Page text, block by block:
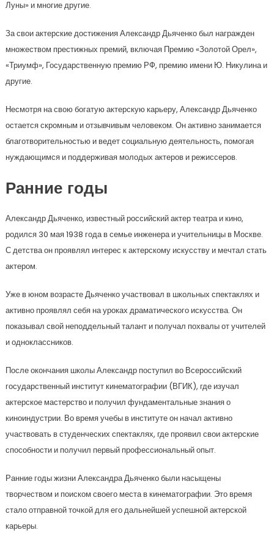
Луны» и многие другие.
За свои актерские достижения Александр Дьяченко был награжден
множеством престижных премий, включая Премию «Золотой Орел»,
«Триумф», Государственную премию РФ, премию имени Ю. Никулина и
другие.
Несмотря на свою богатую актерскую карьеру, Александр Дьяченко
остается скромным и отзывчивым человеком. Он активно занимается
благотворительностью и ведет социальную деятельность, помогая
нуждающимся и поддерживая молодых актеров и режиссеров.
Ранние годы
Александр Дьяченко, известный российский актер театра и кино,
родился 30 мая 1938 года в семье инженера и учительницы в Москве.
С детства он проявлял интерес к актерскому искусству и мечтал стать
актером.
Уже в юном возрасте Дьяченко участвовал в школьных спектаклях и
активно проявлял себя на уроках драматического искусства. Он
показывал свой неподдельный талант и получал похвалы от учителей
и одноклассников.
После окончания школы Александр поступил во Всероссийский
государственный институт кинематографии (ВГИК), где изучал
актерское мастерство и получил фундаментальные знания о
киноиндустрии. Во время учебы в институте он начал активно
участвовать в студенческих спектаклях, где проявил свои актерские
способности и получил первый профессиональный опыт.
Ранние годы жизни Александра Дьяченко были насыщены
творчеством и поиском своего места в кинематографии. Это время
стало отправной точкой для его дальнейшей успешной актерской
карьеры.